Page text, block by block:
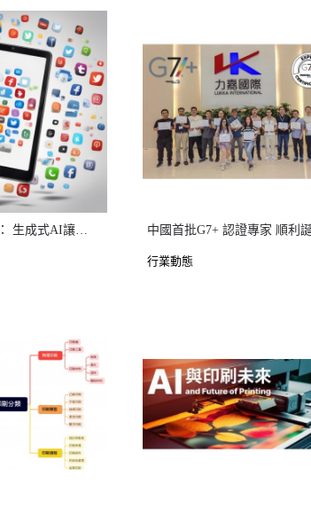
內容營銷不再難： 生成式AI讓你的內容營銷事半功倍 中國首批G7+ 認證專家 順利
行業動態